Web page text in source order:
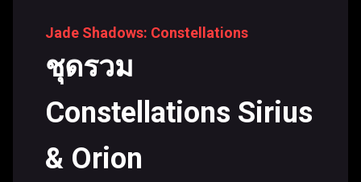
Jade Shadows: Constellations
ชุดรวม
Constellations Sirius
& Orion